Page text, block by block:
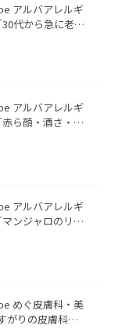
アルバアレルギ
代から急に老け
アルバアレルギ
ら顔・酒さ・ニ
アルバアレルギ
ンジャロのリア
めぐ皮膚科・美
がりの皮膚科